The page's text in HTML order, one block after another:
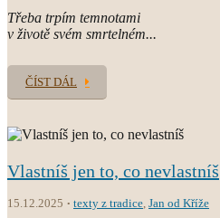
Třeba trpím temnotami
v životě svém smrtelném...
ČÍST DÁL
Vlastníš jen to, co nevlastníš
15.12.2025 texty z tradice Jan od Kříže